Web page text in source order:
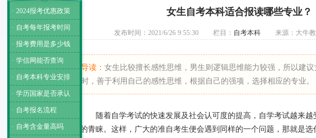
女生自考本科适合报读哪些专业？
发布时间：2021/6/26 9:55:30 栏目： 自考本科 来源：大牛
导读： 女生比较擅长感性思维，男生则逻辑思维能力较强，所以建
时，善于利用自己的感性思维，根据自己的强项，选择相应的专业。
随着自学考试的快速发展及社会认可度的提高，自学考试越来
的青睐。这样，广大的准自考生便会遇到同样的一个问题，那就是
· 2024报考优惠政策
· 自考每年报考时间
· 报考费用是多少钱
· 学信网能否查询
· 自考本科专业安排
· 学历国家是否承认
· 自考报名流程
· 自考含金量高吗